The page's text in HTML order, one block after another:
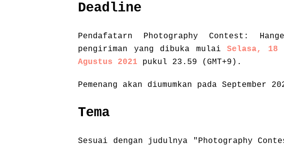
Deadline
Pendafatarn Photography Contest:
pengiriman yang dibuka mulai Selasa, 18
Agustus 2021 pukul 23.59 (GMT+9).
Pemenang akan diumumkan pada September
Tema
Sesuai dengan judulnya "Photography